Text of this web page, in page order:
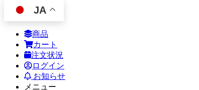
JA
商品
カート
注文状況
ログイン
お知らせ
メニュー